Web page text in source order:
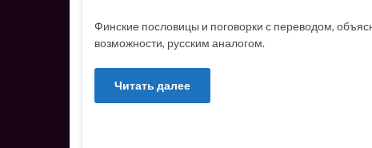
Финские пословицы и поговорки с переводом,
возможности, русским аналогом.
Читать далее